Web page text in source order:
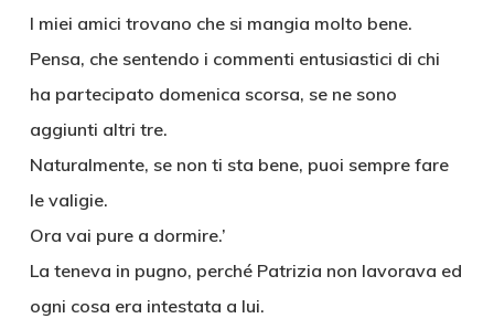
I miei amici trovano che si mangia molto bene.
Pensa, che sentendo i commenti entusiastici di chi
ha partecipato domenica scorsa, se ne sono
aggiunti altri tre.
Naturalmente, se non ti sta bene, puoi sempre fare
le valigie.
Ora vai pure a dormire.’
La teneva in pugno, perché Patrizia non lavorava ed
ogni cosa era intestata a lui.